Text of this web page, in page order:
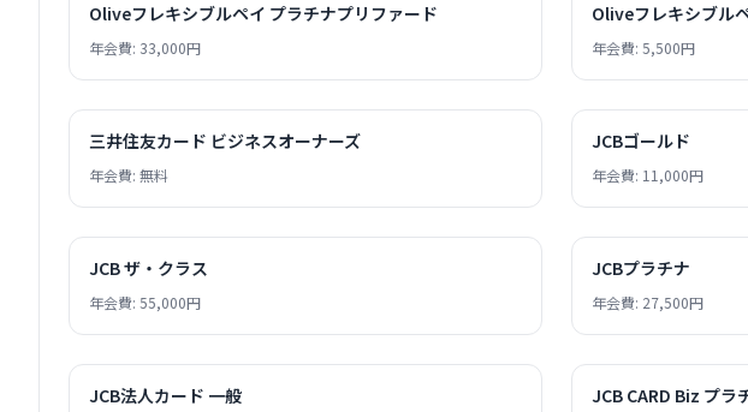
Oliveフレキシブルペイ プラチナプリファード
年会費: 33,000円
Oliveフレキシブル
年会費: 5,500円
三井住友カード ビジネスオーナーズ
年会費: 無料
JCBゴールド
年会費: 11,000円
JCB ザ・クラス
年会費: 55,000円
JCBプラチナ
年会費: 27,500円
JCB法人カード 一般 JCB CARD Biz プラ